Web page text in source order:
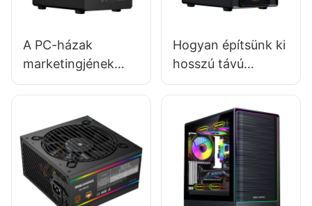
A PC-házak
marketingjének
legfontosabb
gyártóként
Hogyan építsünk ki
hosszú távú
kapcsolatokat a
gyártókkal?